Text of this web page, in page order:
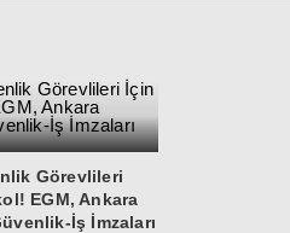
Görevlileri
EGM, Ankara
İş İmzaları